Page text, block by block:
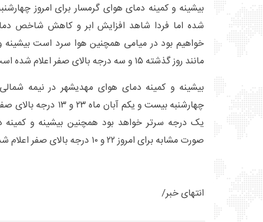
خواهیم بود در میامی همچنین هوا سرد است بیشینه و
مانند روز گذشته ۱۵ و سه درجه بالای صفر اعلام شده است.
بیشینه و کمینه دمای هوای مهدیشهر در نیمه
چهارشنبه بیست و یکم
یک درجه سرتر خواهد بود همچنین بیشینه و کمینه
صورت مشابه برای امروز ۲۲ و ۱۰ درجه بالای صفر اعلام شده است.
انتهای خبر/